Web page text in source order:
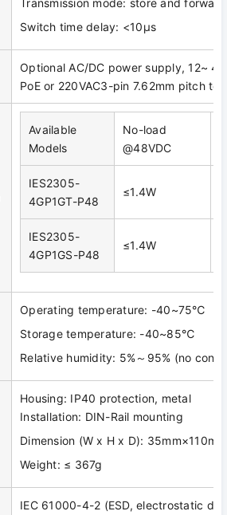
Switch time delay: <10μs
Optional AC/DC power supply, 12~
PoE or 220VAC3-pin 7.62mm pitch
Available
Models
No-load
@48VDC
IES2305-
4GP1GT-P48
≤1.4W
IES2305-
4GP1GS-P48
≤1.4W
Operating temperature: -40~75℃
Storage temperature: -40~85℃
Relative humidity: 5%～95% (no
Housing: IP40 protection, metal
Installation: DIN-Rail mounting
Dimension (W x H x D):
Weight: ≤ 367g
IEC 61000-4-2 (ESD, electrostatic